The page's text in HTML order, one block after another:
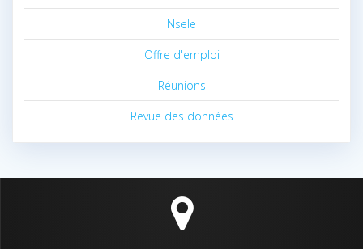
Nsele
Offre d'emploi
Réunions
Revue des données